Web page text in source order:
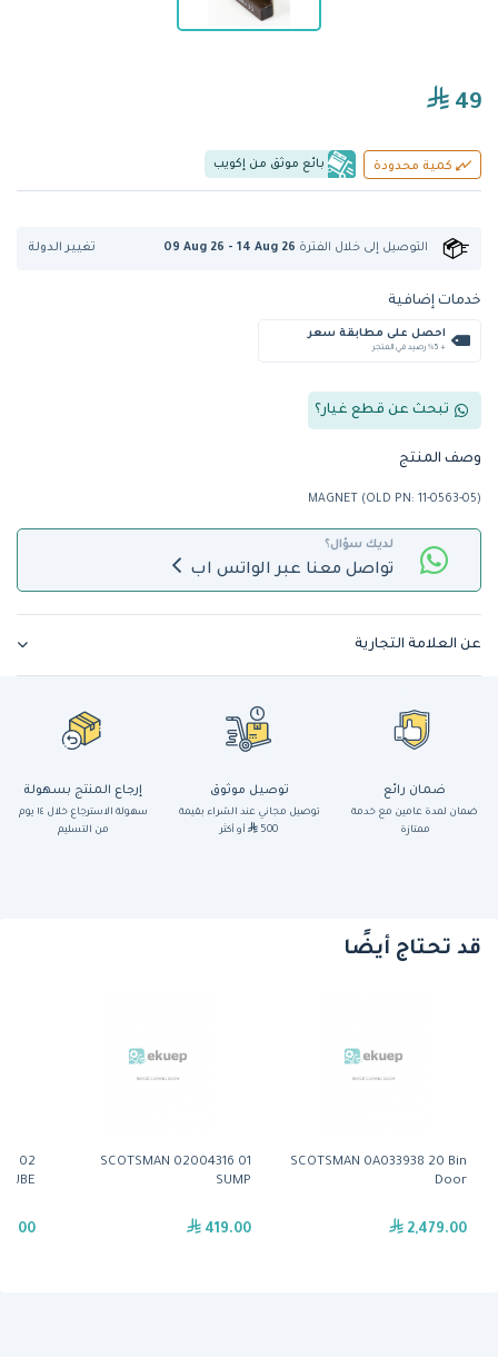
49
كمية محدودة بائع موثق من إكويب
التوصيل إلى خلال الفترة 09 Aug 26 - 14 Aug 26 تغيير الدولة
خدمات إضافية
احصل على مطابقة سعر
+ %5 رصيد في المتجر
تبحث عن قطع غيار؟
وصف المنتج
MAGNET (OLD PN: 11-0563-05)
لديك سؤال؟
تواصل معنا عبر الواتس اب
عن العلامة التجارية
ضمان رائع
ضمان لمدة عامين مع خدمة
ممتازة
توصيل موثوق
توصيل مجاني عند الشراء بقيمة
500
أو أكثر
إرجاع المنتج بسهولة
سهولة الاسترجاع خلال ١٤ يوم
من التسليم
قد تحتاج أيضًا
SCOTSMAN 0A033938 20 Bin
Door
2,479.00
SCOTSMAN 02004316 01
SUMP
419.00
02